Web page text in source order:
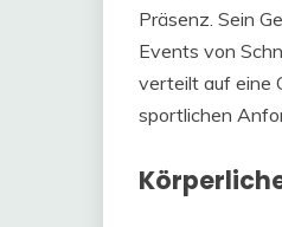
Präsenz. Sein
Events von
verteilt auf eine
sportlichen